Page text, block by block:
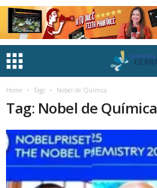
Home Tags Nobel de Química
Tag: Nobel de Química